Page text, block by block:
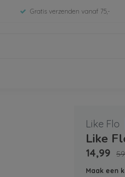
Gratis verzenden vanaf 75,-
Like Flo
Like
14,99
Maak een